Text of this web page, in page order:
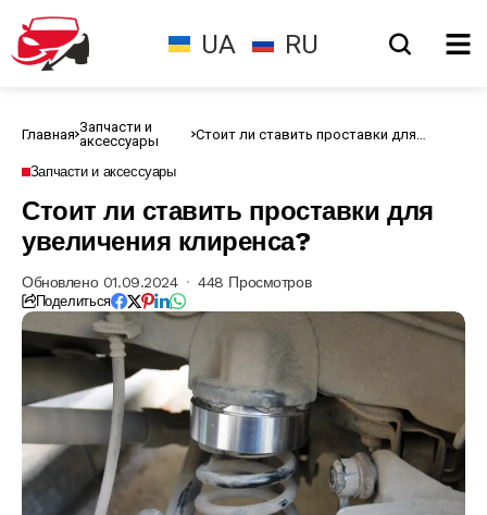
UA RU
Главная Запчасти и
аксессуары
Стоит ли ставить проставки для
Запчасти и аксессуары
Стоит ли ставить проставки для
увеличения клиренса?
Обновлено 01.09.2024 448 Просмотров
Поделиться